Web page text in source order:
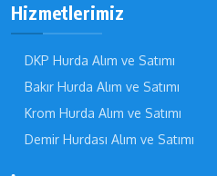
Hizmetlerimiz
DKP Hurda Alım ve Satımı
Bakır Hurda Alım ve Satımı
Krom Hurda Alım ve Satımı
Demir Hurdası Alım ve Satımı